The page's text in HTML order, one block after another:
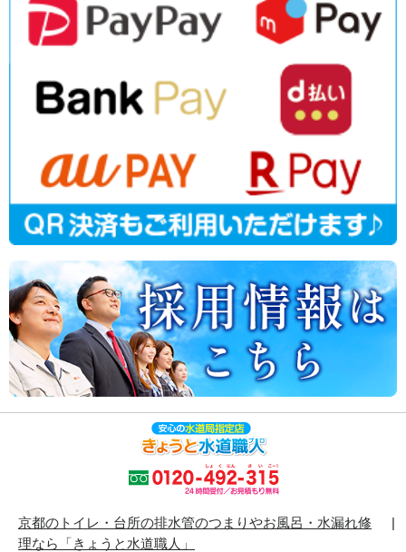
京都のトイレ・台所の排水管のつまりやお風呂・水漏れ修
理なら「きょうと水道職人」